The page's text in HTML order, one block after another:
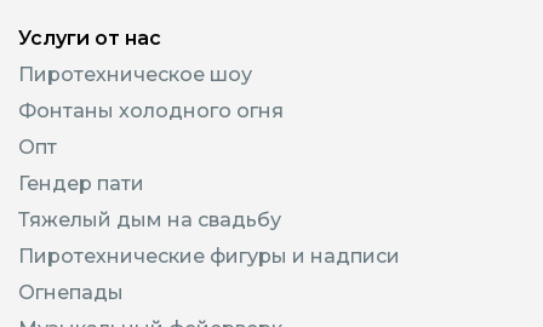
Услуги от нас
Пиротехническое шоу
Фонтаны холодного огня
Опт
Гендер пати
Тяжелый дым на свадьбу
Пиротехнические фигуры и надписи
Огнепады